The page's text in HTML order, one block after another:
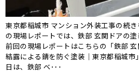
東京都稲城市 マンション外装工事の続
の現場レポートでは、鉄部 玄関ドアの
前回の現場レポートはこちらの「鉄部
結露による錆を防ぐ塗装｜東京都稲城
日は、鉄部 ベ･･･